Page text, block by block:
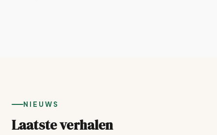
NIEUWS
Laatste verhalen